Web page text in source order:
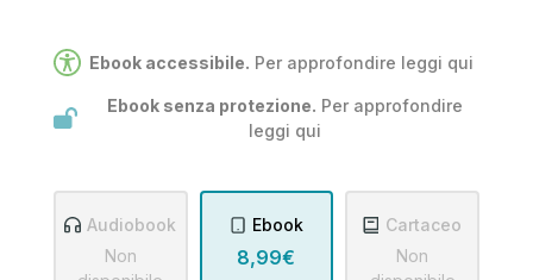
Ebook senza protezione. Per approfondire
leggi qui
Ebook accessibile. Per approfondire leggi qui
Audiobook
Non
Ebook
8,99€
Cartaceo
Non